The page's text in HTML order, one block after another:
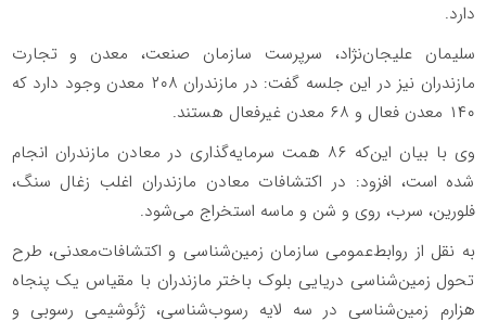
دارد.
سلیمان علیجان‌نژاد، سرپرست سازمان صنعت، معدن و تجارت
مازندران نیز در این جلسه گفت: در مازندران ۲۰۸ معدن وجود دارد که
۱۴۰ معدن فعال و ۶۸ معدن غیرفعال هستند.
وی با بیان این‌که ۸۶ همت سرمایه‌گذاری در معادن مازندران انجام
شده است، افزود: در اکتشافات معادن مازندران اغلب زغال سنگ،
فلورین، سرب، روی و شن و ماسه استخراج می‌شود.
به نقل از روابط‌عمومی سازمان زمین‌شناسی و اکتشافات‌معدنی، طرح
تحول زمین‌شناسی دریایی بلوک باختر مازندران با مقیاس یک پنجاه
هزارم زمین‌شناسی در سه لایه رسوب‌شناسی، ژئوشیمی رسوبی و